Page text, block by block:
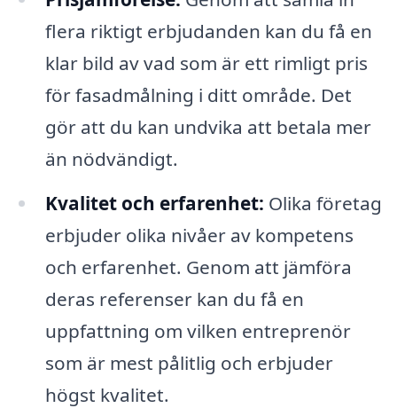
flera riktigt erbjudanden kan du få en
klar bild av vad som är ett rimligt pris
för fasadmålning i ditt område. Det
gör att du kan undvika att betala mer
än nödvändigt.
Kvalitet och erfarenhet: Olika företag
erbjuder olika nivåer av kompetens
och erfarenhet. Genom att jämföra
deras referenser kan du få en
uppfattning om vilken entreprenör
som är mest pålitlig och erbjuder
högst kvalitet.